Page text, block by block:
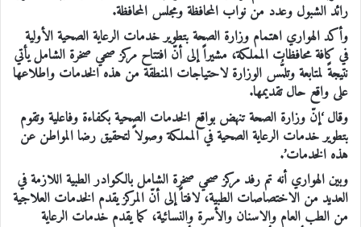
رائد الشبول وعدد من نواب المحافظة ومجلس المحافظة.
وأكد الهواري اهتمام وزارة الصحة بتطوير خدمات الرعاية الصحية الأولية
في كافة محافظات المملكة، مشيراً إلى أنّ افتتاح مركز صحي صخرة الشامل يأتي
نتيجةً لمتابعة وتلمُّس الوزارة لاحتياجات المنطقة من هذه الخدمات واطلاعها
على واقع حال تقديمها.
وقال ‘إنّ وزارة الصحة تنهض بواقع الخدمات الصحية بكفاءة وفاعلية وتقوم
بتطوير خدمات الرعاية الصحية في المملكة وصولاً لتحقيق رضا المواطن عن
هذه الخدمات’.
وبين الهواري أنه تم رفد مركز صحي صخرة الشامل بالكوادر الطبية اللازمة في
العديد من الاختصاصات الطبية، لافتاً إلى أنّ المركز يقدم الخدمات العلاجية
من الطب العام والاسنان والأسرة والنسائية، كما يقدم خدمات الرعاية